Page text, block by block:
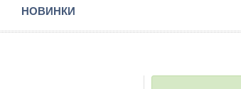
НОВИНКИ